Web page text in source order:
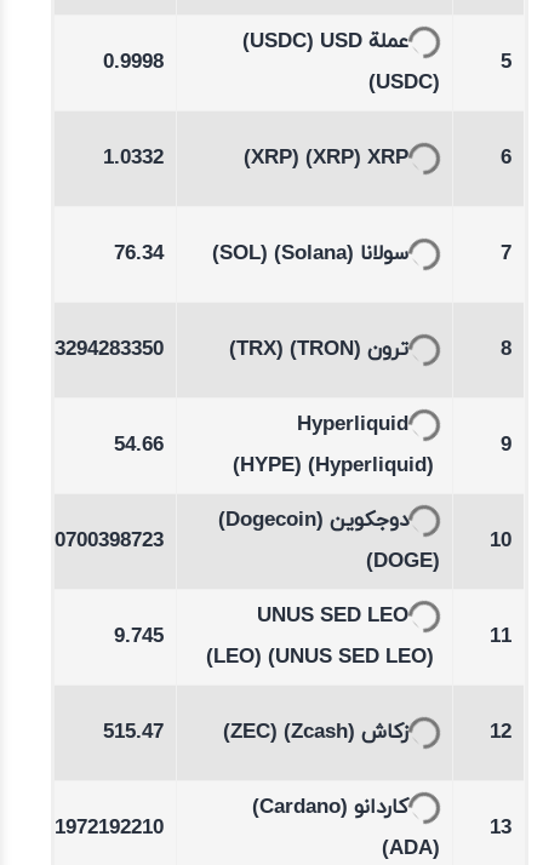
5
عملة USD
(USDC)
(USDC)
0.9998
6
XRP
(XRP)
(XRP)
1.0332
7 سولانا (Solana)
(SOL)
76.34
8 ترون (TRON)
(TRX)
0.3294283350
9
Hyperliquid
(Hyperliquid)
(HYPE)
54.66
10
دوجكوين (Dogecoin)
(DOGE)
0.0700398723
11
UNUS SED LEO
(UNUS SED LEO)
(LEO)
9.745
12 زكاش (Zcash)
(ZEC)
515.47
13
كاردانو (Cardano)
(ADA)
0.1972192210